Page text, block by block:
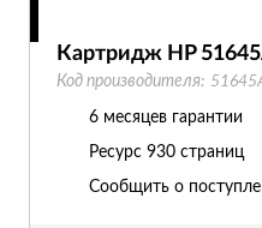
Картридж HP
Код производителя:
6 месяцев гарантии
Ресурс 930 страниц
Сообщить о